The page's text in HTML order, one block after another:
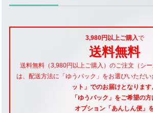
3,980円以上ご購入で
送料無料
送料無料（3,980円以上ご購入）のご注文（シ
は、配送方法に「ゆうパック」をお選びいただい
ット」でのお届けとなります
「ゆうパック」をご希望の方
オプション「あんしん便」